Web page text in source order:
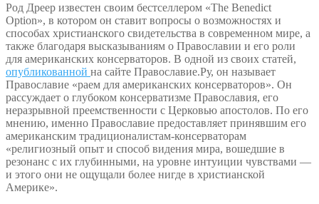
Род Дреер известен своим бестселлером «The Benedict
Option», в котором он ставит вопросы о возможностях и
способах христианского свидетельства в современном мире, а
также благодаря высказываниям о Православии и его роли
для американских консерваторов. В одной из своих статей,
опубликованной на сайте Православие.Ру, он называет
Православие «раем для американских консерваторов». Он
рассуждает о глубоком консерватизме Православия, его
неразрывной преемственности с Церковью апостолов. По его
мнению, именно Православие предоставляет принявшим его
американским традиционалистам-консерваторам
«религиозный опыт и способ видения мира, вошедшие в
резонанс с их глубинными, на уровне интуиции чувствами —
и этого они не ощущали более нигде в христианской
Америке».